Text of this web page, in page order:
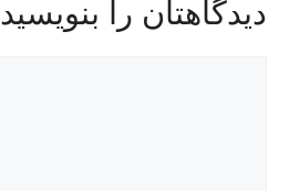
دیدگاهتان را بنویسید